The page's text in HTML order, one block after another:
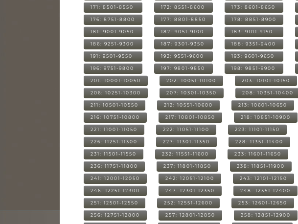
171: 8501-8550 172: 8551-8600 173: 8601-8650
176: 8751-8800 177: 8801-8850 178: 8851-8900
181: 9001-9050 182: 9051-9100 183: 9101-9150
186: 9251-9300 187: 9301-9350 188: 9351-9400
191: 9501-9550 192: 9551-9600 193: 9601-9650
196: 9751-9800 197: 9801-9850 198: 9851-9900
201: 10001-10050 202: 10051-10100 203: 10101-10150
206: 10251-10300 207: 10301-10350 208: 10351-10400
211: 10501-10550 212: 10551-10600 213: 10601-10650
216: 10751-10800 217: 10801-10850 218: 10851-10900
221: 11001-11050 222: 11051-11100 223: 11101-11150
226: 11251-11300 227: 11301-11350 228: 11351-11400
231: 11501-11550 232: 11551-11600 233: 11601-11650
236: 11751-11800 237: 11801-11850 238: 11851-11900
241: 12001-12050 242: 12051-12100 243: 12101-12150
246: 12251-12300 247: 12301-12350 248: 12351-12400
251: 12501-12550 252: 12551-12600 253: 12601-12650
256: 12751-12800 257: 12801-12850 258: 12851-12900